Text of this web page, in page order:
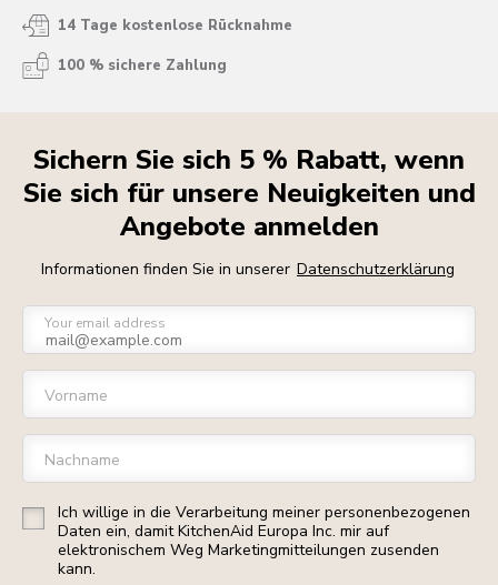
14 Tage kostenlose Rücknahme
100 % sichere Zahlung
Sichern Sie sich 5 % Rabatt, wenn
Sie sich für unsere Neuigkeiten und
Angebote anmelden
Informationen finden Sie in unserer Datenschutzerklärung
Your email address
Vorname
Nachname
Ich willige in die Verarbeitung meiner personenbezogenen
Daten ein, damit KitchenAid Europa Inc. mir auf
elektronischem Weg Marketingmitteilungen zusenden
kann.